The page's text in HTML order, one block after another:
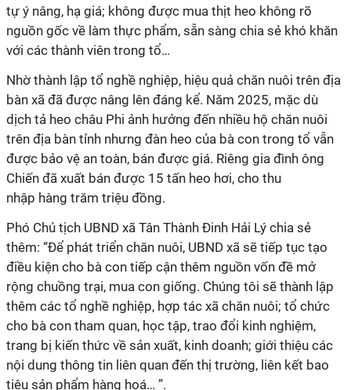
tự ý nâng, hạ giá; không được mua thịt heo không rõ
nguồn gốc về làm thực phẩm, sẵn sàng chia sẻ khó khăn
với các thành viên trong tổ…
Nhờ thành lập tổ nghề nghiệp, hiệu quả chăn nuôi trên địa
bàn xã đã được nâng lên đáng kể. Năm 2025, mặc dù
dịch tả heo châu Phi ảnh hưởng đến nhiều hộ chăn nuôi
trên địa bàn tỉnh nhưng đàn heo của bà con trong tổ vẫn
được bảo vệ an toàn, bán được giá. Riêng gia đình ông
Chiến đã xuất bán được 15 tấn heo hơi, cho thu
nhập hàng trăm triệu đồng.
Phó Chủ tịch UBND xã Tân Thành Đinh Hải Lý chia sẻ
thêm: “Để phát triển chăn nuôi, UBND xã sẽ tiếp tục tạo
điều kiện cho bà con tiếp cận thêm nguồn vốn đề mở
rộng chuồng trại, mua con giống. Chúng tôi sẽ thành lập
thêm các tổ nghề nghiệp, hợp tác xã chăn nuôi; tổ chức
cho bà con tham quan, học tập, trao đổi kinh nghiệm,
trang bị kiến thức về sản xuất, kinh doanh; giới thiệu các
nội dung thông tin liên quan đến thị trường, liên kết bao
tiêu sản phẩm hàng hoá… ”.